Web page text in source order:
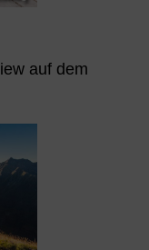
auf dem